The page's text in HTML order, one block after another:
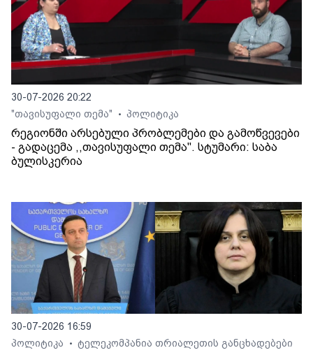
30-07-2026 20:22
"თავისუფალი თემა"
• პოლიტიკა
რეგიონში არსებული პრობლემები და გამოწვევები
- გადაცემა ,,თავისუფალი თემა". სტუმარი: საბა
ბულისკერია
30-07-2026 16:59
პოლიტიკა
• ტელეკომპანია თრიალეთის განცხადებები